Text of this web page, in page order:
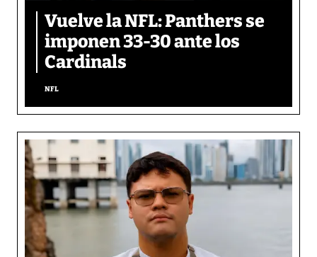
Vuelve la NFL: Panthers se
imponen 33-30 ante los
Cardinals
NFL